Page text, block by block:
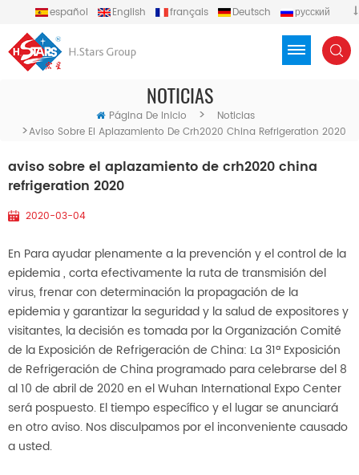
español English français Deutsch
русский
NOTICIAS
Página De Inicio > Noticias
>Aviso Sobre El Aplazamiento De Crh2020 China Refrigeration 2020
aviso sobre el aplazamiento de crh2020 china
refrigeration 2020
2020-03-04
En Para ayudar plenamente a la prevención y el control de la
epidemia, corta efectivamente la ruta de transmisión del
virus, frenar con determinación la propagación de la
epidemia y garantizar la seguridad y la salud de expositores y
visitantes, la decisión es tomada por la Organización Comité
de la Exposición de Refrigeración de China: La 31ª Exposición
de Refrigeración de China programado para celebrarse del 8
al 10 de abril de 2020 en el Wuhan International Expo Center
será pospuesto. El tiempo específico y el lugar se anunciará
en otro aviso. Nos disculpamos por el inconveniente causado
a usted.